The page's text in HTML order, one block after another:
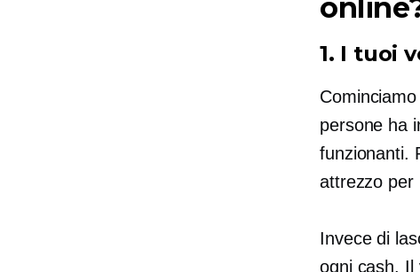
1. I tuoi
persone ha
funzionanti.
attrezzo per
Invece di
ogni cash. Il